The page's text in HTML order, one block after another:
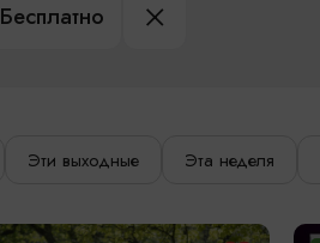
Бесплатно
Эти выходные Эта неделя